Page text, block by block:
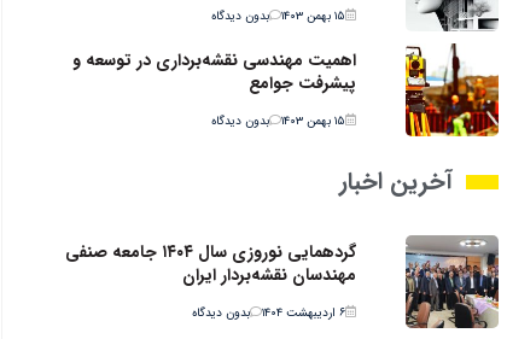
۱۵ بهمن ۱۴۰۳ بدون دیدگاه
اهمیت مهندسی نقشه‌برداری در توسعه و
پیشرفت جوامع
۱۵ بهمن ۱۴۰۳ بدون دیدگاه
آخرین اخبار
گردهمایی نوروزی سال ۱۴۰۴ جامعه صنفی
مهندسان نقشه‌بردار ایران
۶ اردیبهشت ۱۴۰۴ بدون دیدگاه